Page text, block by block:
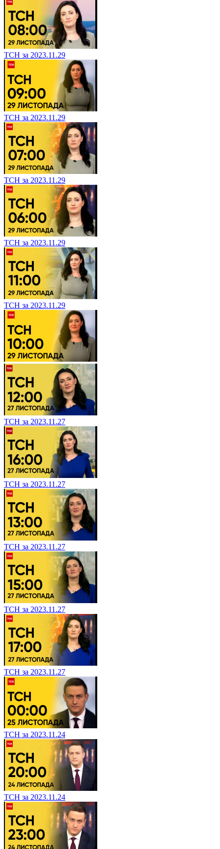
ТСН за 2023.11.29
ТСН за 2023.11.29
ТСН за 2023.11.29
ТСН за 2023.11.29
ТСН за 2023.11.29
ТСН за 2023.11.27
ТСН за 2023.11.27
ТСН за 2023.11.27
ТСН за 2023.11.27
ТСН за 2023.11.27
ТСН за 2023.11.24
ТСН за 2023.11.24